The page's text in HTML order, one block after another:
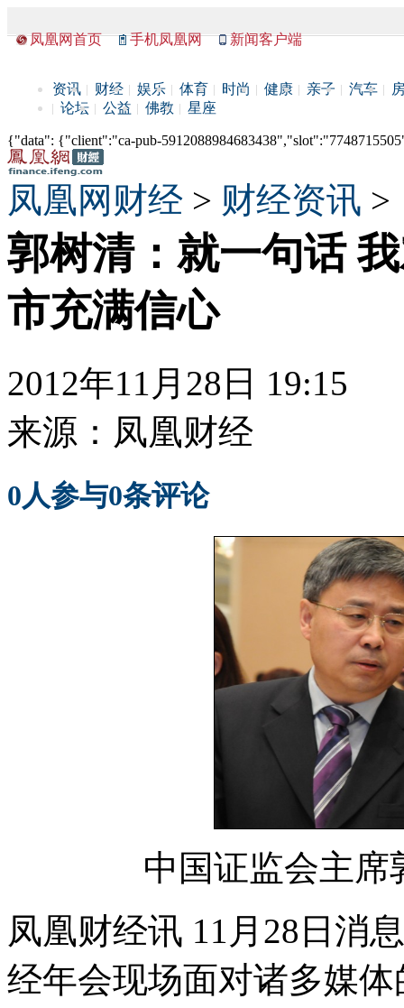
凤凰网首页 手机凤凰网 新闻客户端
资讯 财经 娱乐 体育 时尚 健康 亲子 汽车
论坛
公益 佛教 星座
{"data": {"client":"ca-pub-
凤凰网财经 > 财经资讯 >
郭树清：就一句话
市充满信心
2012年11月28日 19:15
来源： 凤凰财经
0人参与0条评论
中国证监会主席
凤凰财经讯 11月28日消
经年会现场面对诸多媒